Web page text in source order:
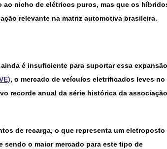
ao nicho de elétricos puros, mas que os
relevante na matriz automotiva brasileira.
é insuficiente para suportar essa
, o mercado de veículos eletrificados leves no
recorde anual da série histórica da associação
de recarga, o que representa um eletroposto
sendo o maior mercado para este tipo de